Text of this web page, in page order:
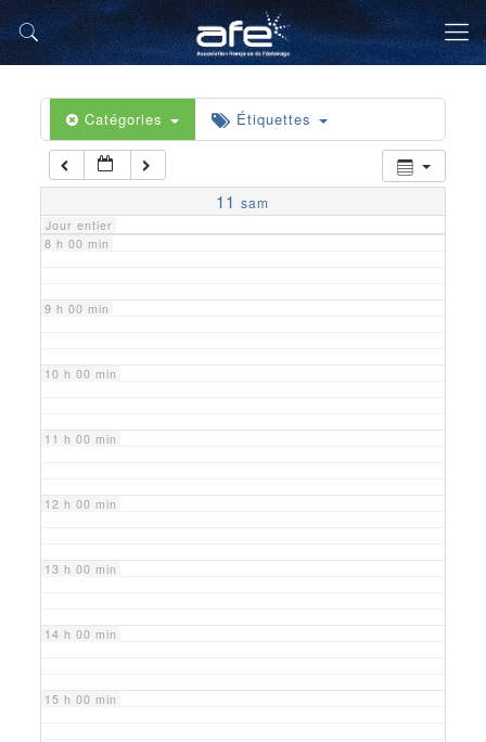
Catégories Étiquettes
11 sam
Jour entier
5 h 00 min
6 h 00 min
7 h 00 min
8 h 00 min
9 h 00 min
10 h 00 min
11 h 00 min
12 h 00 min
13 h 00 min
14 h 00 min
15 h 00 min